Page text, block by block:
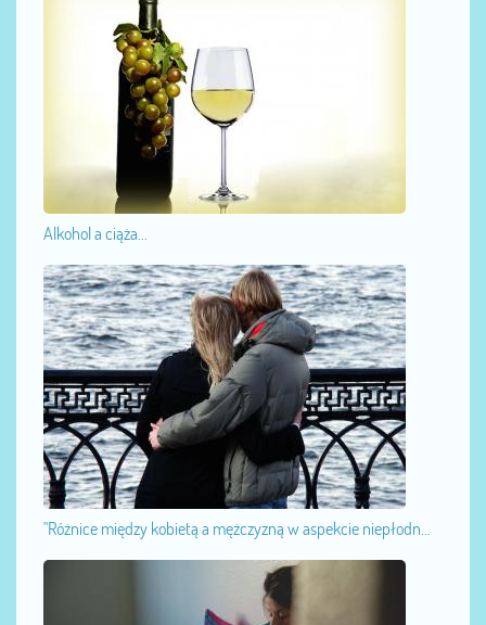
Alkohol a ciąża...
"Różnice między kobietą a mężczyzną w aspekcie niepłodn...